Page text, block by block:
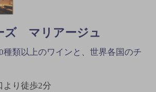
ズ マリアージュ
種類以上のワインと、世界各国のチ
より徒歩2分